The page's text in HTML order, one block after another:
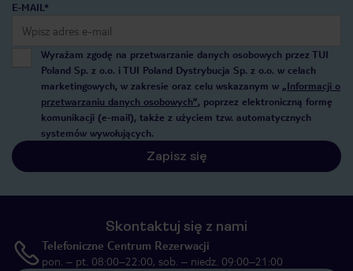
E-MAIL*
Wyrażam zgodę na przetwarzanie danych osobowych przez TUI
Poland Sp. z o.o. i TUI Poland Dystrybucja Sp. z o.o. w celach
marketingowych, w zakresie oraz celu wskazanym w „Informacji o
przetwarzaniu danych osobowych”, poprzez elektroniczną formę
komunikacji (e-mail), także z użyciem tzw. automatycznych
systemów wywołujących.
Zapisz się
Skontaktuj się z nami
Telefoniczne Centrum Rezerwacji
pon. – pt. 08:00–22:00, sob. – niedz. 09:00–21:00